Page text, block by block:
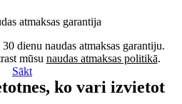
atmaksas garantija
dienu naudas atmaksas garantiju.
mūsu naudas atmaksas politikā.
Sākt
ko vari izvietot